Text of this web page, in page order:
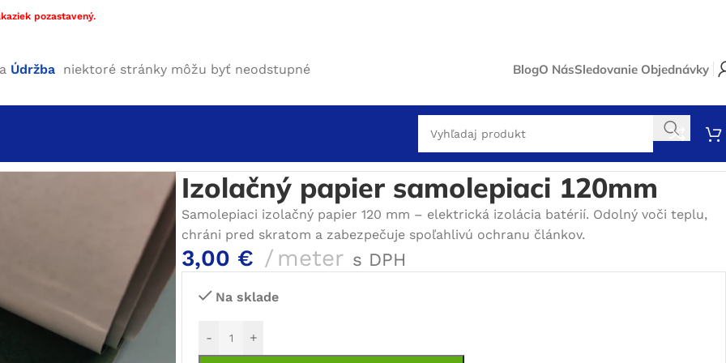
pozastavený.
Údržba niektoré stránky môžu byť neodstupné BlogO NásSledovanie Objednávky
Izolačný papier samolepiaci 120mm
Izolačný papier samolepiaci 120mm
Samolepiaci izolačný papier 120 mm – elektrická izolácia batérií. Odolný voči teplu,
chráni pred skratom a zabezpečuje spoľahlivú ochranu článkov.
3,00 € meter s DPH
Na sklade
- +